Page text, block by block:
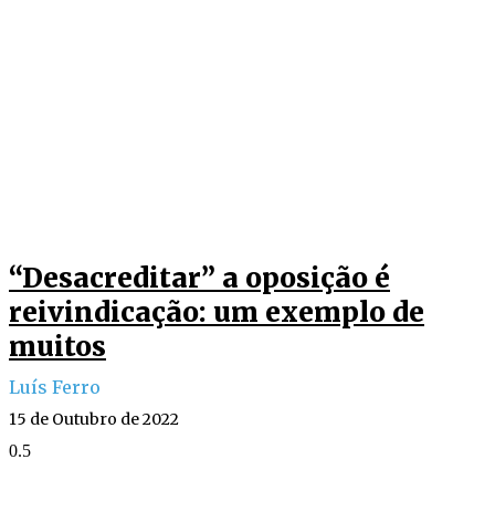
“Desacreditar” a oposição é
reivindicação: um exemplo de
muitos
Luís Ferro
15 de Outubro de 2022